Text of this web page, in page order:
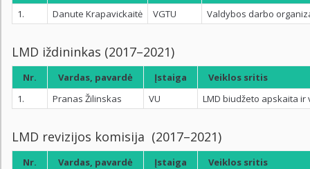
1.
Danute Krapavickaitė VGTU Valdybos darbo
LMD iždininkas (2017–2021)
Nr. Vardas, pavardė Įstaiga
Veiklos sritis
1.
Pranas Žilinskas VU LMD biudžeto apskaita
LMD revizijos komisija (2017–2021)
Nr. Vardas, pavardė Įstaiga
Veiklos sritis